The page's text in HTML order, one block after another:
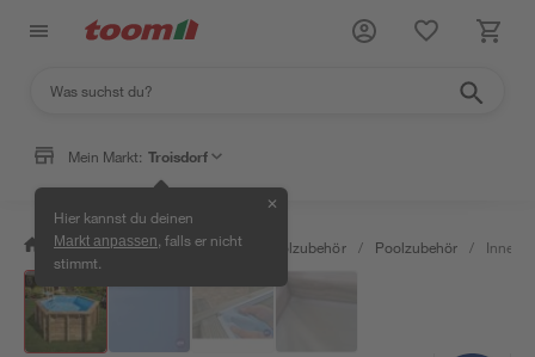
Mein Markt: Troisdorf
Hier kannst du deinen
Markt anpassen , falls er nicht
stimmt.
✕
/ Garten & Freizeit / Pools & Poolzubehör / Poolzubehör /